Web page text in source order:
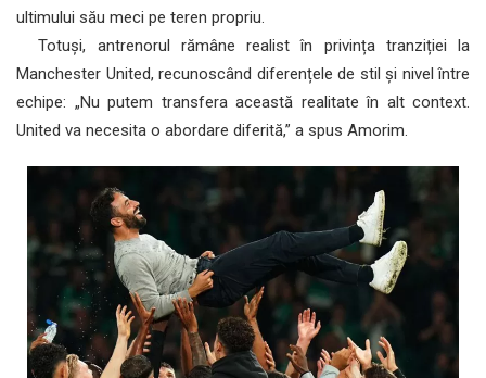
ultimului său meci pe teren propriu.
Totuși, antrenorul rămâne realist în privința tranziției la
Manchester United, recunoscând diferențele de stil și nivel între
echipe: „Nu putem transfera această realitate în alt context.
United va necesita o abordare diferită,” a spus Amorim.